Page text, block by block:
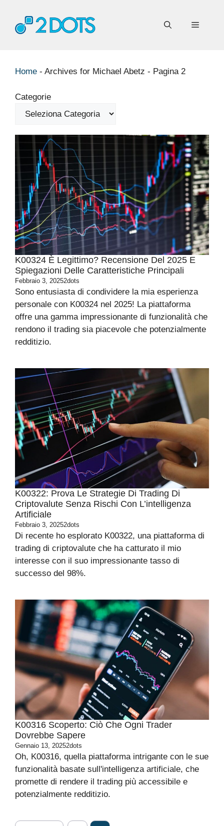
contenuto
Menu
Home - Archives for Michael Abetz - Pagina 2
Categorie
K00324 È Legittimo? Recensione Del 2025 E
Spiegazioni Delle Caratteristiche Principali
Febbraio 3, 20252dots
Sono entusiasta di condividere la mia esperienza
personale con K00324 nel 2025! La piattaforma
offre una gamma impressionante di funzionalità che
rendono il trading sia piacevole che potenzialmente
redditizio.
K00322: Prova Le Strategie Di Trading Di
Criptovalute Senza Rischi Con L’intelligenza
Artificiale
Febbraio 3, 20252dots
Di recente ho esplorato K00322, una piattaforma di
trading di criptovalute che ha catturato il mio
interesse con il suo impressionante tasso di
successo del 98%.
K00316 Scoperto: Ciò Che Ogni Trader
Dovrebbe Sapere
Gennaio 13, 20252dots
Oh, K00316, quella piattaforma intrigante con le sue
funzionalità basate sull'intelligenza artificiale, che
promette di rendere il trading più accessibile e
potenzialmente redditizio.